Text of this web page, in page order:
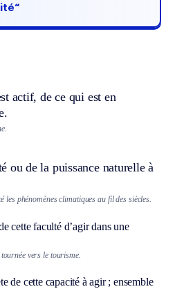
actif, de ce qui est en
ou de la puissance naturelle à
les phénomènes climatiques au fil des siècles.
cette faculté d’agir dans une
vers le tourisme.
de cette capacité à agir ; ensemble